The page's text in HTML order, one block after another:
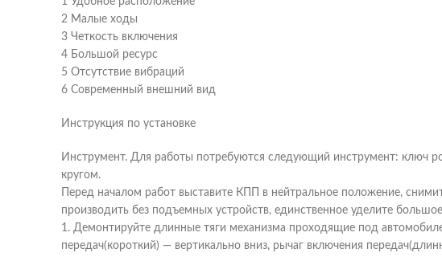
2 Малые ходы
3 Четкость включения
4 Большой ресурс
5 Отсутствие вибраций
6 Современный внешний вид
Инструкция по установке
Инструмент. Для работы потребуются следующий инструмент: ключ
кругом.
Перед началом работ выставите КПП в нейтральное положение,
производить без подъемных устройств, единственное уделите
1. Демонтируйте длинные тяги механизма проходящие под
передач(короткий) — вертикально вниз, рычаг включения